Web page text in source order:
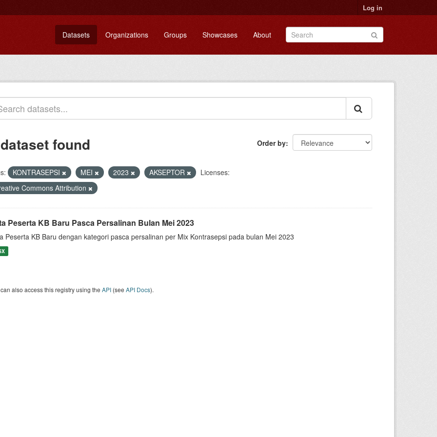
Log in
Datasets Organizations Groups Showcases About
Order by
found
KONTRASEPSI MEI 2023 AKSEPTOR
Licenses:
Commons Attribution
Peserta KB Baru Pasca Persalinan Bulan Mei 2023
Peserta KB Baru dengan kategori pasca persalinan per Mix Kontrasepsi pada bulan Mei 2023
also access this registry using the API (see API Docs).